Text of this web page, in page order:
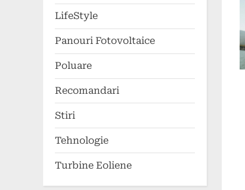
LifeStyle
Panouri Fotovoltaice
Poluare
Recomandari
Stiri
Tehnologie
Turbine Eoliene